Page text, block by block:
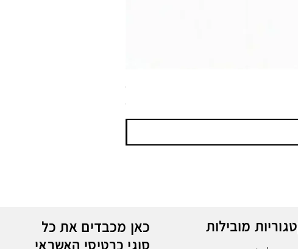
ספריי צבע שחור לטמבון MTN WEPRO Bumper Paint
מחיר
כאן מכבדים את כל
סוגי כרטיסי האשראי
מובילות